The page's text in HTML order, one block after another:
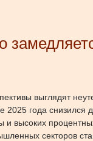
выглядят
года снизился
высоких
секторов